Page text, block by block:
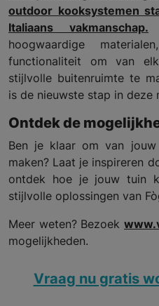
outdoor kooksystemen
Italiaans vakmanschap.
hoogwaardige
functionaliteit om van
stijlvolle buitenruimte te
is de nieuwste stap in deze
Ontdek de
Ben je klaar om van
maken? Laat je inspireren
ontdek hoe je jouw tuin
stijlvolle oplossingen van
Meer weten? Bezoek
mogelijkheden.
Vraag nu gratis